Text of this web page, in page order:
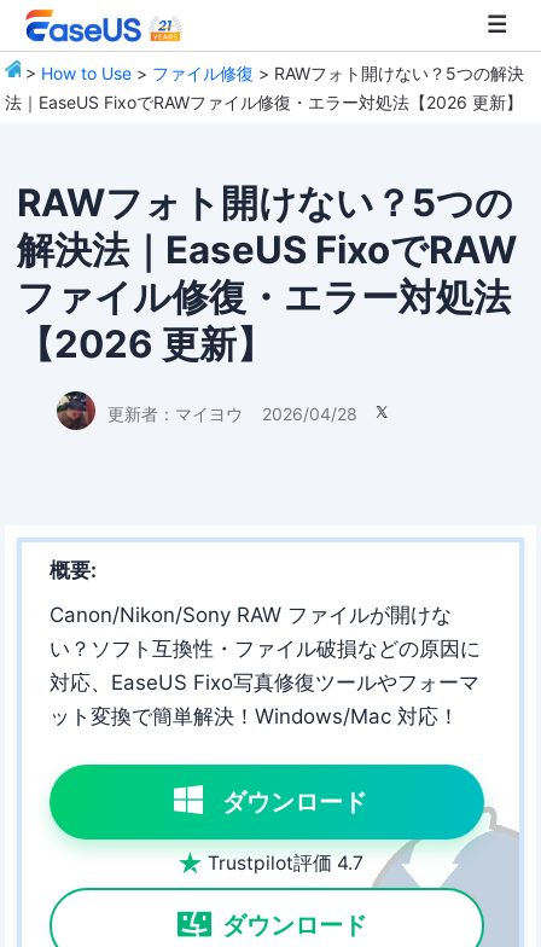
> How to Use > ファイル修復 > RAWフォト開けない？5つの解決
法｜EaseUS FixoでRAWファイル修復・エラー対処法【2026 更新】
RAWフォト開けない？5つの
解決法｜EaseUS FixoでRAW
ファイル修復・エラー対処法
【2026 更新】
更新者： マイヨウ 2026/04/28 
概要:
Canon/Nikon/Sony RAW ファイルが開けな
い？ソフト互換性・ファイル破損などの原因に
対応、EaseUS Fixo写真修復ツールやフォーマ
ット変換で簡単解決！Windows/Mac 対応！
ダウンロード
 Trustpilot評価 4.7
ダウンロード